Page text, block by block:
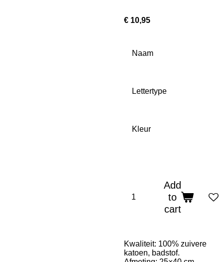
€ 10,95
Naam
Lettertype
Kleur
Add
to
cart
Kwaliteit: 100% zuivere
katoen, badstof.